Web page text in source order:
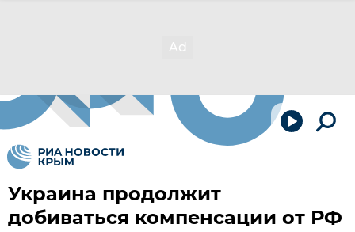
Украина продолжит
добиваться компенсации от РФ